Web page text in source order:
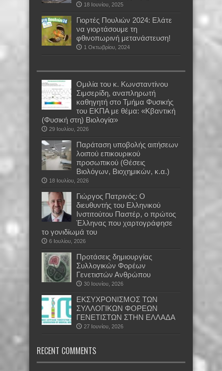
18 Ιουνίου, 2025
Γιορτές Πουλιών 2024: Ελάτε
να γιορτάσουμε τη
φθινοπωρινή μετανάστευση!
1 Οκτωβρίου, 2024
Oμιλία του κ. Κωνσταντίνου
Σιμσερίδη, αναπληρωτή
καθηγητή στο Τμήμα Φυσικής
του ΕΚΠΑ με θέμα: «Κβαντική
(Φυσική στη) Βιολογία»
29 Ιουλίου, 2026
Παράταση υποβολής αιτήσεων
λοιπού επικουρικού
προσωπικού (Θέσεις
Βιολόγων, Βιοχημικών, κ.α.)
18 Ιουλίου, 2026
Γιώργος Πατρινός: Ο
διευθυντής του Ελληνικού
Ινστιτούτου Παστέρ, ο πρώτος
Έλληνας που χαρτογράφησε
το γονιδίωμά του
6 Ιουλίου, 2026
Προτάσεις δημιουργίας
Συλλογικών Φορέων
Γενετιστών Ανθρώπου
30 Ιουνίου, 2026
EKΣΥΧΡΟΝΙΣΜΟΣ ΤΩΝ
ΣΥΛΛΟΓΙΚΩΝ ΦΟΡΕΩΝ
ΓΕΝΕΤΙΣΤΩΝ ΣΤΗΝ ΕΛΛΑΔΑ
27 Ιουνίου, 2026
RECENT COMMENTS